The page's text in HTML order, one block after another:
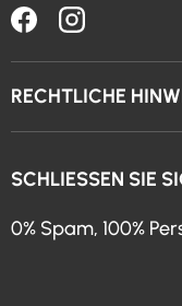
FacebookInstagram
RECHTLICHE
SCHLIESSEN SIE
0% Spam, 100%